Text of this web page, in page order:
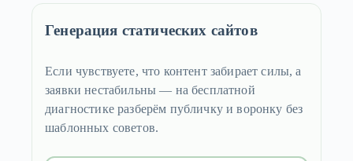
Генерация статических сайтов
Если чувствуете, что контент забирает силы, а
заявки нестабильны — на бесплатной
диагностике разберём публичку и воронку без
шаблонных советов.